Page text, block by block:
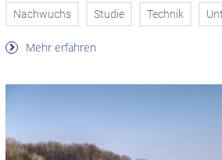
Nachwuchs Studie Technik
Mehr erfahren